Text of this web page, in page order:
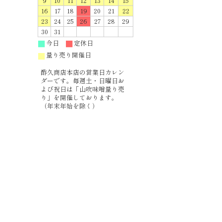
16
17 18 19 20 21
22
23
24 25 26 27 28
29
30
31
■今日 ■定休日
■量り売り開催日
酢久商店本店の営業日カレン
ダーです。毎週土・日曜日お
よび祝日は「山吹味噌量り売
り」を開催しております。
（年末年始を除く）